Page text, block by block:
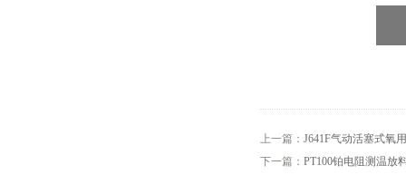
上一篇： J641F气动活塞式氧
下一篇： PT100铂电阻测温放